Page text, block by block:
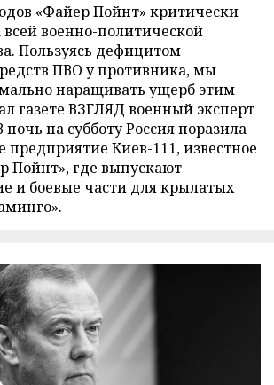
«Файер Пойнт» критически
всей военно-политической
Пользуясь дефицитом
ПВО у противника, мы
наращивать ущерб этим
газете ВЗГЛЯД военный эксперт
на субботу Россия поразила
Киев-111, известное
Пойнт», где выпускают
и боевые части для крылатых